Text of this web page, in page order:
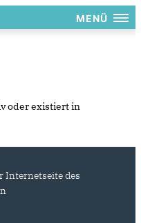
MENÜ
oder existiert in
Internetseite des